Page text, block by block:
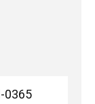
0365